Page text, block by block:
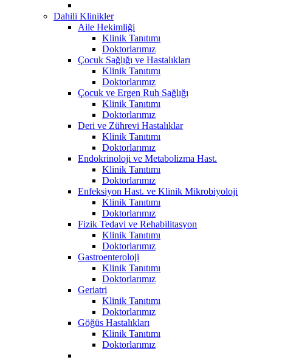
Dahili Klinikler
Aile Hekimliği
Klinik Tanıtımı
Doktorlarımız
Çocuk Sağlığı ve Hastalıkları
Klinik Tanıtımı
Doktorlarımız
Çocuk ve Ergen Ruh Sağlığı
Klinik Tanıtımı
Doktorlarımız
Deri ve Zührevi Hastalıklar
Klinik Tanıtımı
Doktorlarımız
Endokrinoloji ve Metabolizma Hast.
Klinik Tanıtımı
Doktorlarımız
Enfeksiyon Hast. ve Klinik Mikrobiyoloji
Klinik Tanıtımı
Doktorlarımız
Fizik Tedavi ve Rehabilitasyon
Klinik Tanıtımı
Doktorlarımız
Gastroenteroloji
Klinik Tanıtımı
Doktorlarımız
Geriatri
Klinik Tanıtımı
Doktorlarımız
Göğüs Hastalıkları
Klinik Tanıtımı
Doktorlarımız